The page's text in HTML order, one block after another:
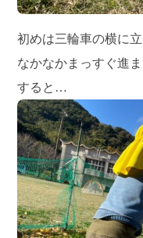
初めは三輪車の横に
なかなかまっすぐ進
すると…